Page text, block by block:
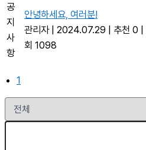
공
지
사
항
안녕하세요, 여러분!
관리자
2024.07.29 추천 0
회 1098
1